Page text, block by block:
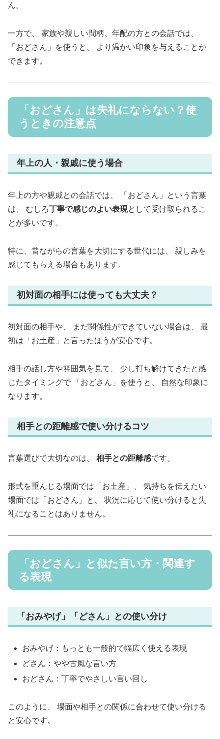
ん。
一方で、 家族や親しい間柄、年配の方との会話では、
「おどさん」を使うと、 より温かい印象を与えることが
できます。
「おどさん」は失礼にならない？使
うときの注意点
年上の人・親戚に使う場合
年上の方や親戚との会話では、 「おどさん」という言葉
は、 むしろ丁寧で感じのよい表現として受け取られるこ
とが多いです。
特に、昔ながらの言葉を大切にする世代には、 親しみを
感じてもらえる場合もあります。
初対面の相手には使っても大丈夫？
初対面の相手や、 まだ関係性ができていない場合は、 最
初は「お土産」と言ったほうが安心です。
相手の話し方や雰囲気を見て、 少し打ち解けてきたと感
じたタイミングで 「おどさん」を使うと、 自然な印象に
なります。
相手との距離感で使い分けるコツ
言葉選びで大切なのは、 相手との距離感です。
形式を重んじる場面では「お土産」、 気持ちを伝えたい
場面では「おどさん」と、 状況に応じて使い分けると失
礼になることはありません。
「おどさん」と似た言い方・関連す
る表現
「おみやげ」「どさん」との使い分け
おみやげ：もっとも一般的で幅広く使える表現
どさん：やや古風な言い方
おどさん：丁寧でやさしい言い回し
このように、 場面や相手との関係に合わせて使い分ける
と安心です。